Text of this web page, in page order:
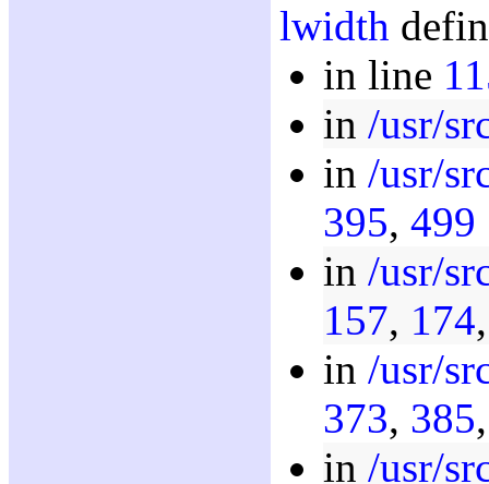
lwidth
in line
in /usr/
in /usr/
395, 499
in /usr/
157, 174
in /usr/
373, 385
in /usr/